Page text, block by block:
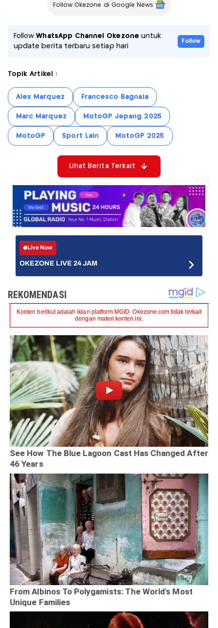
Follow Okezone di Google News
FollowWhatsApp Channel Okezone untuk
update berita terbaru setiap hari
Follow
Topik Artikel :
Alex Marquez Francesco Bagnaia
Marc Marquez MotoGP Jepang 2025
MotoGP Sport Lain MotoGP 2025
Lihat Berita Terkait
Live Now
OKEZONE LIVE 24 JAM